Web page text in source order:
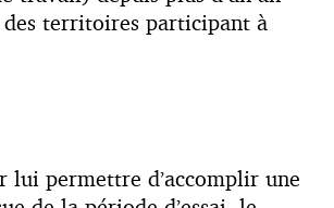
territoires participant à
lui permettre d’accomplir une